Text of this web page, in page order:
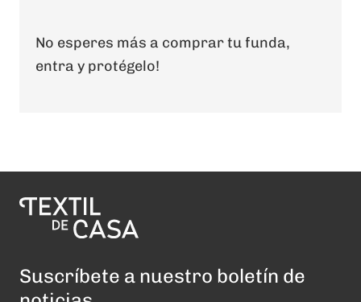
No esperes más a comprar tu funda,
entra y protégelo!
Suscríbete a nuestro boletín de